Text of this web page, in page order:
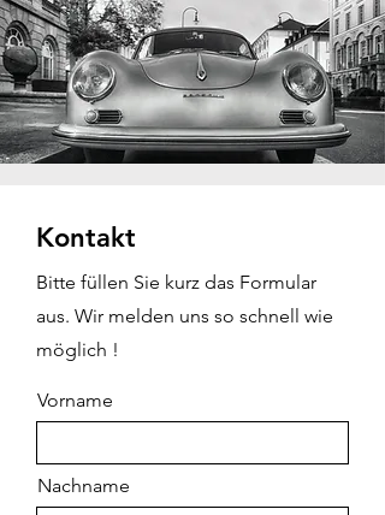
Kontakt
Bitte füllen Sie kurz das Formular
aus. Wir melden uns so schnell wie
möglich !
Vorname
Nachname